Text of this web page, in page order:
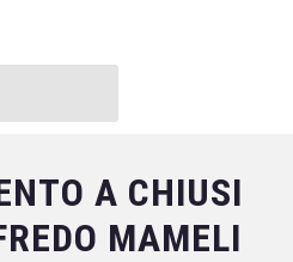
A CHIUSI
MAMELI